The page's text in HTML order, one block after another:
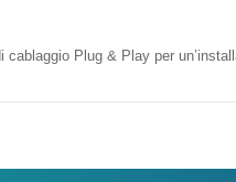
cablaggio Plug & Play per